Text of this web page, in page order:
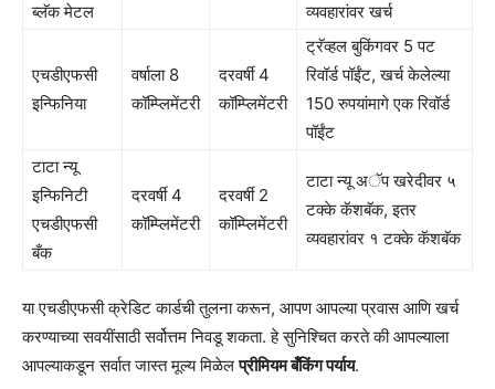
ब्लॅक मेटल
व्यवहारांवर खर्च
एचडीएफसी
इन्फिनिया
वर्षाला 8
कॉम्प्लिमेंटरी
दरवर्षी 4
कॉम्प्लिमेंटरी
ट्रॅव्हल बुकिंगवर 5 पट
रिवॉर्ड पॉईंट, खर्च केलेल्या
150 रुपयांमागे एक रिवॉर्ड
पॉईंट
टाटा न्यू
इन्फिनिटी
एचडीएफसी
बँक
दरवर्षी 4
कॉम्प्लिमेंटरी
दरवर्षी 2
कॉम्प्लिमेंटरी
टाटा न्यू अॅप खरेदीवर ५
टक्के कॅशबॅक, इतर
व्यवहारांवर १ टक्के कॅशबॅक
या एचडीएफसी क्रेडिट कार्डची तुलना करून, आपण आपल्या प्रवास आणि खर्च
करण्याच्या सवयींसाठी सर्वोत्तम निवडू शकता. हे सुनिश्चित करते की आपल्याला
आपल्याकडून सर्वात जास्त मूल्य मिळेलप्रीमियम बँकिंग पर्याय.